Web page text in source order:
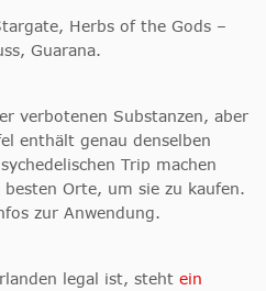
Herbs of the Gods –
Guarana.
verbotenen Substanzen, aber
enthält genau denselben
Trip machen
Orte, um sie zu kaufen.
zur Anwendung.
legal ist, steht ein